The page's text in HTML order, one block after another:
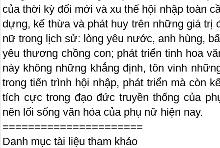
của thời kỳ đổi mới và xu thế hội nhập toàn
dựng, kế thừa và phát huy trên những giá trị
nữ trong lịch sử: lòng yêu nước, anh hùng,
yêu thương chồng con; phát triển tinh hoa
này không những khẳng định, tôn vinh
trong tiến trình hội nhập, phát triển mà còn
tích cực trong đạo đức truyền thống của
nên lối sống văn hóa của phụ nữ hiện nay.
======================
Danh mục tài liệu tham khảo